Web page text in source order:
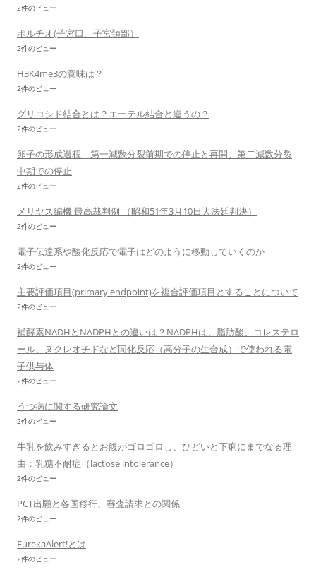
2件のビュー
ポルチオ(子宮口、子宮頚部）
2件のビュー
H3K4me3の意味は？
2件のビュー
グリコシド結合とは？エーテル結合と違うの？
2件のビュー
卵子の形成過程 第一減数分裂前期での停止と再開、第二減数分裂
中期での停止
2件のビュー
メリヤス編機 最高裁判例 （昭和51年3月10日大法廷判決）
2件のビュー
電子伝達系や酸化反応で電子はどのように移動していくのか
2件のビュー
主要評価項目(primary endpoint)を複合評価項目とすることについて
2件のビュー
補酵素NADHとNADPHとの違いは？NADPHは、脂肪酸、コレステロ
ール、ヌクレオチドなど同化反応（高分子の生合成）で使われる電
子供与体
2件のビュー
うつ病に関する研究論文
2件のビュー
牛乳を飲みすぎるとお腹がゴロゴロし、ひどいと下痢にまでなる理
由：乳糖不耐症（lactose intolerance）
2件のビュー
PCT出願と各国移行、審査請求との関係
2件のビュー
EurekaAlert!とは
2件のビュー